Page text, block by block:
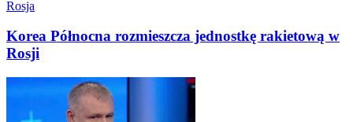
Rosja
Korea Północna rozmieszcza jednostkę rakietową w
Rosji